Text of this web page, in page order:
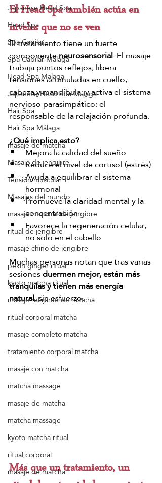
Japanese Head Spa
Head Spa
Spa Capilar
Spa Capilar Málaga
Head Spa Málaga
Japanese Head Spa Málaga
Hair Spa
Hair Spa Málaga
masaje de matcha
Masaje de jengibre
Tensión muscular
Masajes del mundo
masaje corporal de jengibre
ritual de jengibre
masaje chino de jengibre
pekín ginger ritual
kyoto matcha ritual
masaje relajante de matcha
ritual corporal matcha
masaje completo matcha
tratamiento corporal matcha
masaje con matcha
matcha massage
masaje de matcha
matcha massage
kyoto matcha ritual
ritual corporal
masaje de matcha
El Head Spa también actúa en
niveles que no se ven
El tratamiento tiene un fuerte
componente neurosensorial. El masaje
trabaja puntos reflejos, libera
tensiones acumuladas en cuello,
cabeza y mandíbula, y activa el sistema
nervioso parasimpático: el
responsable de la relajación profunda.
¿Qué implica esto?
Mejora la calidad del sueño
Reduce el nivel de cortisol (estrés)
Ayuda a equilibrar el sistema
hormonal
Promueve la claridad mental y la
concentración
Favorece la regeneración celular,
no solo en el cabello
Muchas personas notan que tras varias
sesiones duermen mejor, están más
tranquilas y tienen más energía
natural, sin esfuerzo.
Más que un tratamiento, un